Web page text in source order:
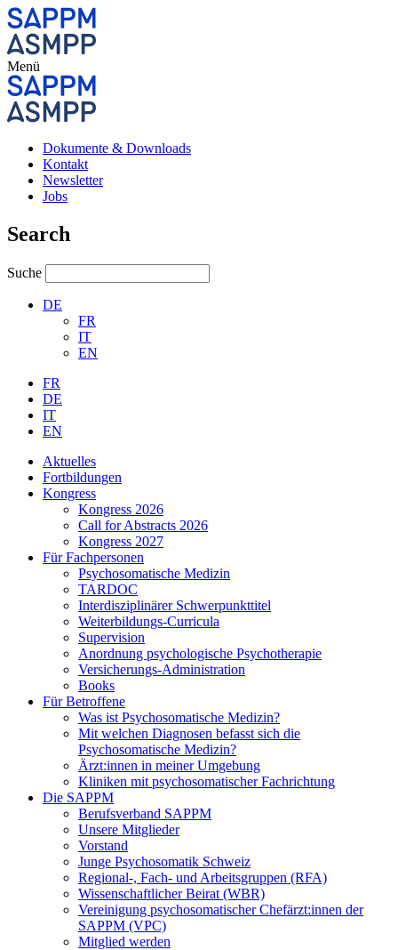
Menü
Dokumente & Downloads
Kontakt
Newsletter
Jobs
Search
Suche
DE
FR
IT
EN
FR
DE
IT
EN
Aktuelles
Fortbildungen
Kongress
Kongress 2026
Call for Abstracts 2026
Kongress 2027
Für Fachpersonen
Psychosomatische Medizin
TARDOC
Interdisziplinärer Schwerpunkttitel
Weiterbildungs-Curricula
Supervision
Anordnung psychologische Psychotherapie
Versicherungs-Administration
Books
Für Betroffene
Was ist Psychosomatische Medizin?
Mit welchen Diagnosen befasst sich die
Psychosomatische Medizin?
Ärzt:innen in meiner Umgebung
Kliniken mit psychosomatischer Fachrichtung
Die SAPPM
Berufsverband SAPPM
Unsere Mitglieder
Vorstand
Junge Psychosomatik Schweiz
Regional-, Fach- und Arbeitsgruppen (RFA)
Wissenschaftlicher Beirat (WBR)
Vereinigung psychosomatischer Chefärzt:innen der
SAPPM (VPC)
Mitglied werden